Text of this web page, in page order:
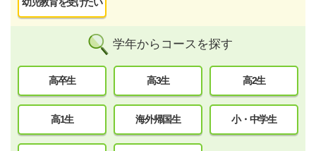
学年からコースを探す
高卒生 高3生 高2生
高1生 海外帰国生 小・中学生